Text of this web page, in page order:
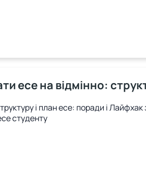
есе на відмінно:
і план есе: поради і
студенту